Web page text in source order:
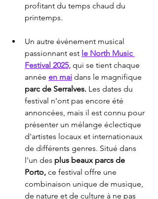
profitant du temps chaud du
printemps.
Un autre événement musical
passionnant est le North Music
Festival 2025, qui se tient chaque
année en mai dans le magnifique
parc de Serralves. Les dates du
festival n'ont pas encore été
annoncées, mais il est connu pour
présenter un mélange éclectique
d'artistes locaux et internationaux
de différents genres. Situé dans
l'un des plus beaux parcs de
Porto, ce festival offre une
combinaison unique de musique,
de nature et de culture à ne pas